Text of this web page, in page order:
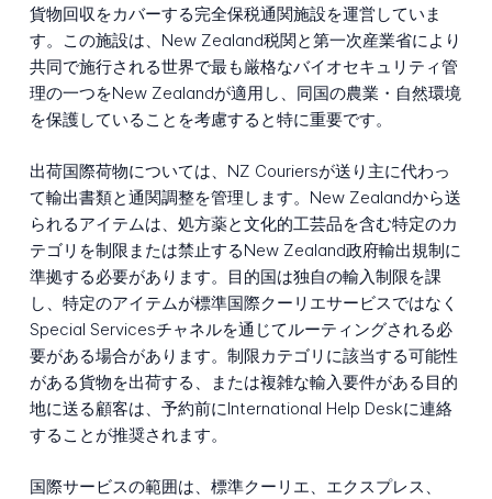
貨物回収をカバーする完全保税通関施設を運営していま
す。この施設は、New Zealand税関と第一次産業省により
共同で施行される世界で最も厳格なバイオセキュリティ管
理の一つをNew Zealandが適用し、同国の農業・自然環境
を保護していることを考慮すると特に重要です。
出荷国際荷物については、NZ Couriersが送り主に代わっ
て輸出書類と通関調整を管理します。New Zealandから送
られるアイテムは、処方薬と文化的工芸品を含む特定のカ
テゴリを制限または禁止するNew Zealand政府輸出規制に
準拠する必要があります。目的国は独自の輸入制限を課
し、特定のアイテムが標準国際クーリエサービスではなく
Special Servicesチャネルを通じてルーティングされる必
要がある場合があります。制限カテゴリに該当する可能性
がある貨物を出荷する、または複雑な輸入要件がある目的
地に送る顧客は、予約前にInternational Help Deskに連絡
することが推奨されます。
国際サービスの範囲は、標準クーリエ、エクスプレス、